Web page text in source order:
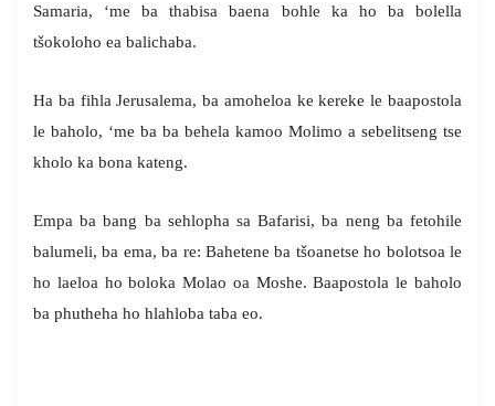
Samaria, ‘me ba thabisa baena bohle ka ho ba bolella
tšokoloho ea balichaba.
Ha ba fihla Jerusalema, ba amoheloa ke kereke le baapostola
le baholo, ‘me ba ba behela kamoo Molimo a sebelitseng tse
kholo ka bona kateng.
Empa ba bang ba sehlopha sa Bafarisi, ba neng ba fetohile
balumeli, ba ema, ba re: Bahetene ba tšoanetse ho bolotsoa le
ho laeloa ho boloka Molao oa Moshe. Baapostola le baholo
ba phutheha ho hlahloba taba eo.